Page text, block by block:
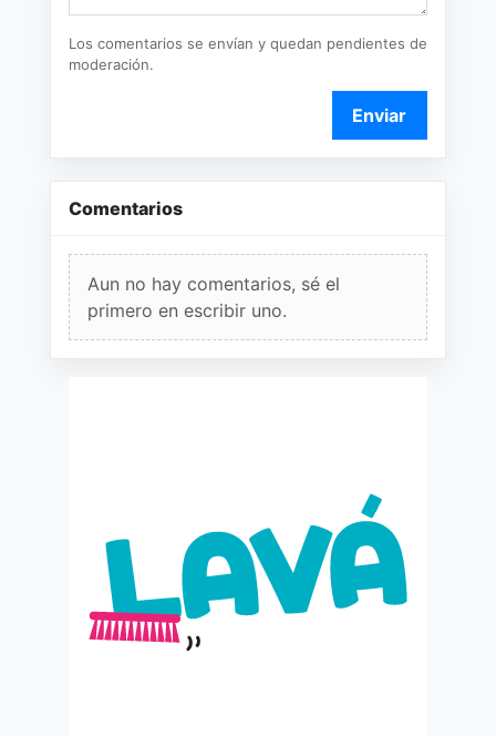
Los comentarios se envían y quedan pendientes de
moderación.
Enviar
Comentarios
Aun no hay comentarios, sé el
primero en escribir uno.